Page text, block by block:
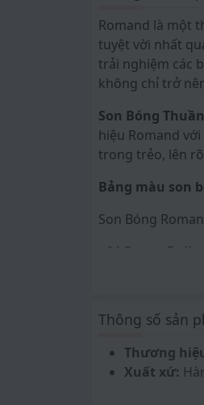
Romand là một
tuyệt vời nhất
trải nghiệm các
không chỉ trở
Son Bóng
hiệu Romand
trong trẻo, lên
Bảng màu son
Son Bóng
• 01 Peony Ballet:
• 03 Rose Finch:
• 04 Grapy Way:
• 05 Dim Mauve:
Thông số sản
Thương
Xuất xứ: